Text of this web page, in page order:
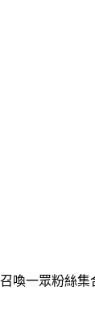
一眾粉絲集